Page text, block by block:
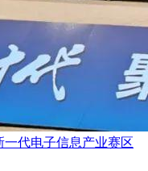
一代电子信息产业赛区